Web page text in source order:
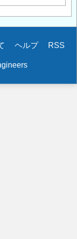
ヘルプ RSS